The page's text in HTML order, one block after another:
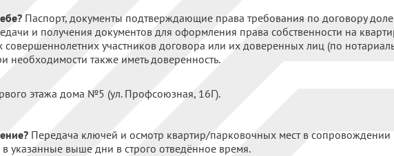
Паспорт, документы подтверждающие права требования по договору
и получения документов для оформления права собственности на
совершеннолетних участников договора или их доверенных лиц (по
необходимости также иметь доверенность.
этажа дома №5 (ул. Профсоюзная, 16Г).
Передача ключей и осмотр квартир/парковочных мест в сопровождении
указанные выше дни в строго отведённое время.